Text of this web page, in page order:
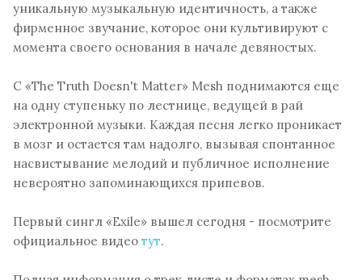
уникальную музыкальную идентичность, а также
фирменное звучание, которое они культивируют с
момента своего основания в начале девяностых.
С «The Truth Doesn't Matter» Mesh поднимаются еще
на одну ступеньку по лестнице, ведущей в рай
электронной музыки. Каждая песня легко проникает
в мозг и остается там надолго, вызывая спонтанное
насвистывание мелодий и публичное исполнение
невероятно запоминающихся припевов.
Первый сингл «Exile» вышел сегодня - посмотрите
официальное видео тут.